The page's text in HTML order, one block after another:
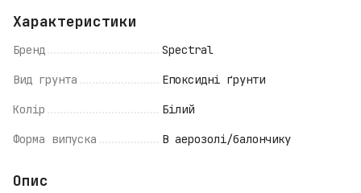
Характеристики
Бренд Spectral
Вид грунта Епоксидні ґрунти
Колір Білий
Форма випуска В аерозолі/балончику
Опис